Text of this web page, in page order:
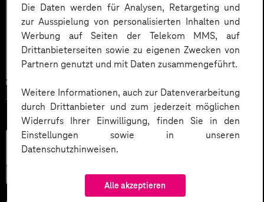
Die Daten werden für Analysen, Retargeting und
zur Ausspielung von personalisierten Inhalten und
Werbung auf Seiten der Telekom MMS, auf
Drittanbieterseiten sowie zu eigenen Zwecken von
Partnern genutzt und mit Daten zusammengeführt.
Weitere Informationen, auch zur Datenverarbeitung
durch Drittanbieter und zum jederzeit möglichen
Widerrufs Ihrer Einwilligung, finden Sie in den
Einstellungen sowie in unseren
Datenschutzhinweisen.
Alle akzeptieren
Künstliche
Intelligenz